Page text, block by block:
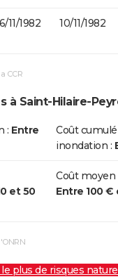
11/1982 10/11/1982
CCR
Saint-Hilaire-
: Entre
Coût
inondation :
et 50
Coût moyen
Entre 100
plus de risques